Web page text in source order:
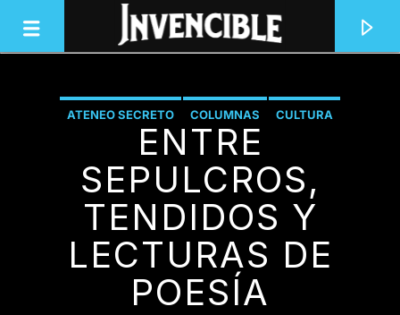
INVENCIBLE RADIO
JUNTOS SOMOS INVENCIBLES
ATENEO SECRETO COLUMNAS CULTURA
LITERATURA
ENTRE
SEPULCROS,
TENDIDOS Y
LECTURAS DE
POESÍA